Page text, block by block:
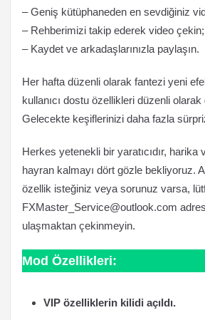
– Geniş kütüphaneden en sevdiğiniz
– Rehberimizi takip ederek video çekin;
– Kaydet ve arkadaşlarınızla paylaşın.
Her hafta düzenli olarak fantezi yeni
kullanıcı dostu özellikleri düzenli
Gelecekte keşiflerinizi daha fazla
Herkes yetenekli bir yaratıcıdır, harika
hayran kalmayı dört gözle bekliyoruz.
özellik isteğiniz veya sorunuz varsa,
FXMaster_Service@outlook.com
ulaşmaktan çekinmeyin.
Mod Özellikleri:
VIP özelliklerin kilidi açıldı.